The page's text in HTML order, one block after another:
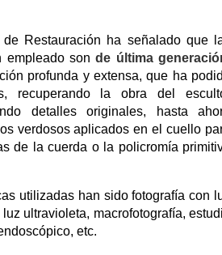
Restauración ha señalado que
empleado son de última
profunda y extensa, que ha
recuperando la obra del
detalles originales, hasta
verdosos aplicados en el cuello
de la cuerda o la policromía
utilizadas han sido fotografía con
ultravioleta, macrofotografía,
etc.